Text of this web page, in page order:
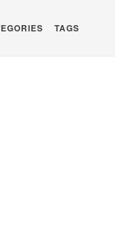
TAGS